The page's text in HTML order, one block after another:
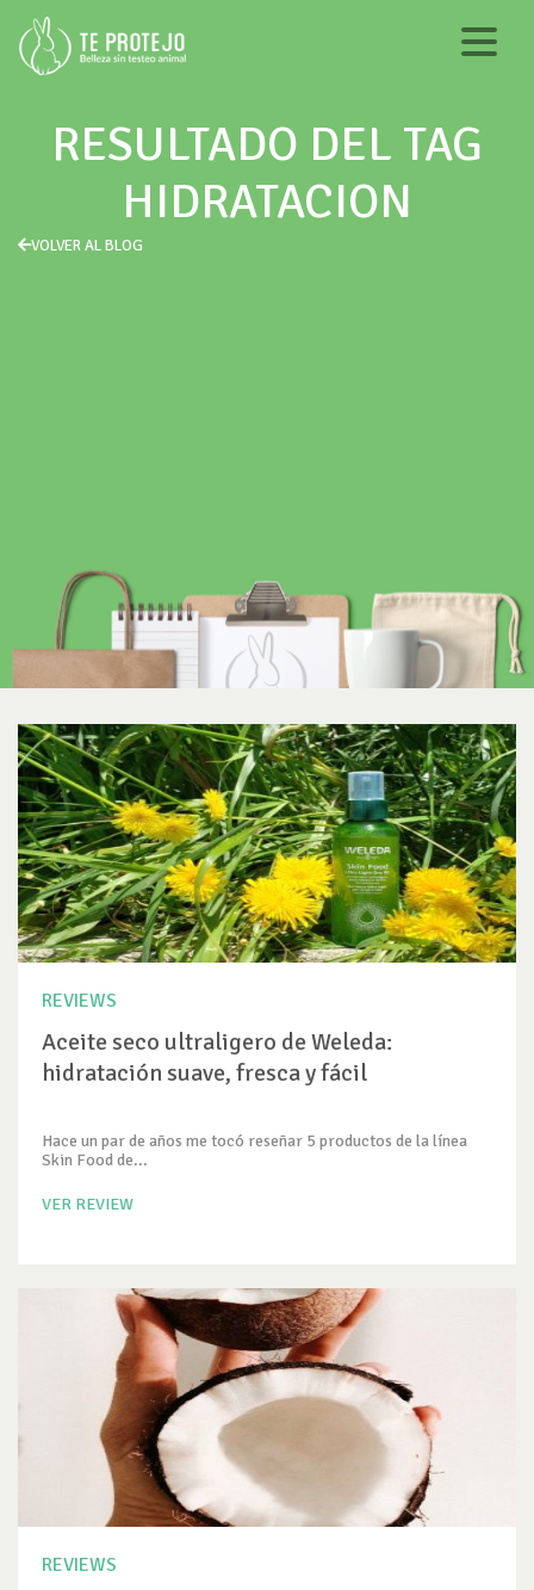
RESULTADO DEL TAG
HIDRATACION
VOLVER AL BLOG
REVIEWS
Aceite seco ultraligero de Weleda:
hidratación suave, fresca y fácil
Hace un par de años me tocó reseñar 5 productos de la línea
Skin Food de...
VER REVIEW
REVIEWS